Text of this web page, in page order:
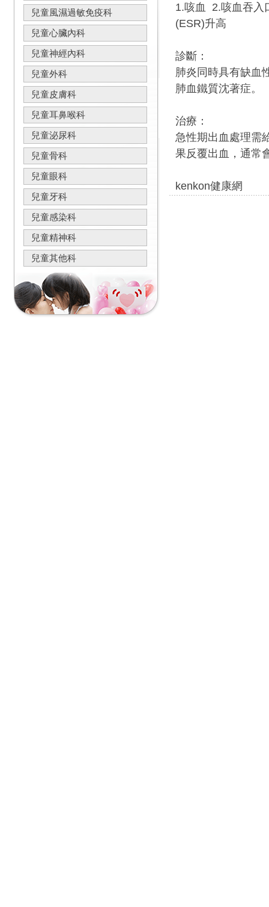
兒童風濕過敏免疫科
兒童心臟內科
兒童神經內科
兒童外科
兒童皮膚科
兒童耳鼻喉科
兒童泌尿科
兒童骨科
兒童眼科
兒童牙科
兒童感染科
兒童精神科
兒童其他科
1.咳血 2.咳血吞入
(ESR)升高
診斷：
肺炎同時具有缺血
肺血鐵質沈著症。
治療：
急性期出血處理需
果反覆出血，通常
kenkon健康網